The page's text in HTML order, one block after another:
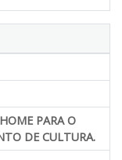
PARA O
DE CULTURA.